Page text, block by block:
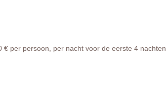
€ per persoon, per nacht voor de eerste 4 nachten,